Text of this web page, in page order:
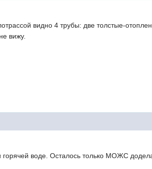
видно 4 трубы: две толстые-
вижу.
воде. Осталось только МОЖС